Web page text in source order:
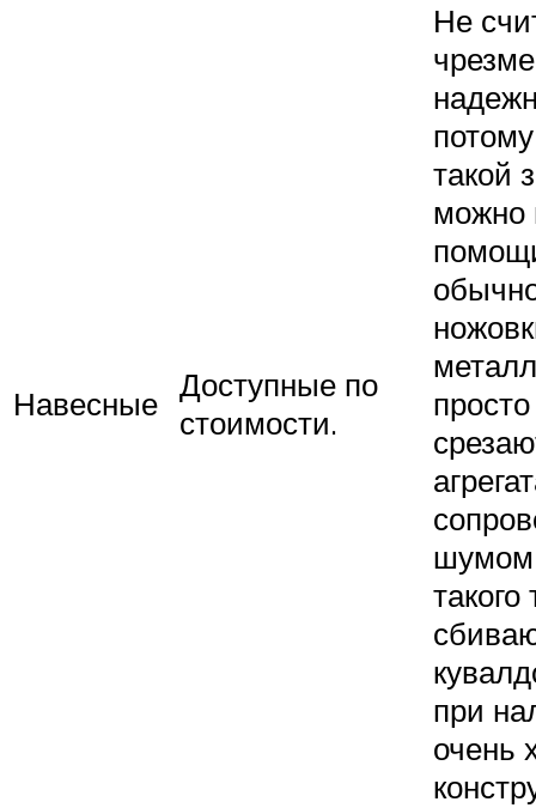
Навесные Доступные по
стоимости.
Не
такой
можно
просто
такого
при
очень